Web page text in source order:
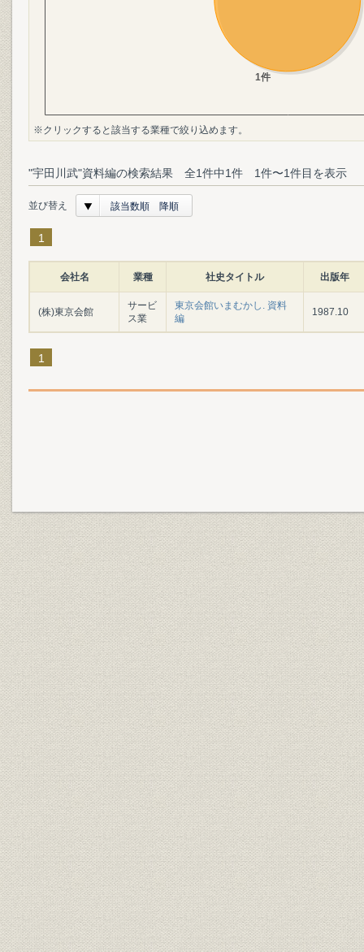
※クリックすると該当する業種で絞り込めます。
"宇田川武"資料編の検索結果 全1件中1件 1件〜1件目を表示
並び替え 該当数順 降順
1
会社名 業種 社史タイトル 出版年
(株)東京会館
サービ
ス業
東京会館いまむかし. 資料
編
1987.10
1